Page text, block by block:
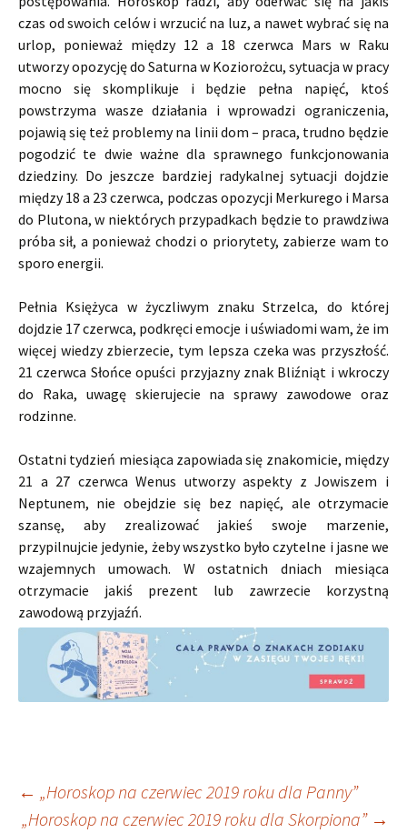
czas od swoich celów i wrzucić na luz, a nawet wybrać się na
urlop, ponieważ między 12 a 18 czerwca Mars w Raku
utworzy opozycję do Saturna w Koziorożcu, sytuacja w pracy
mocno się skomplikuje i będzie pełna napięć, ktoś
powstrzyma wasze działania i wprowadzi ograniczenia,
pojawią się też problemy na linii dom – praca, trudno będzie
pogodzić te dwie ważne dla sprawnego funkcjonowania
dziedziny. Do jeszcze bardziej radykalnej sytuacji dojdzie
między 18 a 23 czerwca, podczas opozycji Merkurego i Marsa
do Plutona, w niektórych przypadkach będzie to prawdziwa
próba sił, a ponieważ chodzi o priorytety, zabierze wam to
sporo energii.
Pełnia Księżyca w życzliwym znaku Strzelca, do której
dojdzie 17 czerwca, podkręci emocje i uświadomi wam, że im
więcej wiedzy zbierzecie, tym lepsza czeka was przyszłość.
21 czerwca Słońce opuści przyjazny znak Bliźniąt i wkroczy
do Raka, uwagę skierujecie na sprawy zawodowe oraz
rodzinne.
Ostatni tydzień miesiąca zapowiada się znakomicie, między
21 a 27 czerwca Wenus utworzy aspekty z Jowiszem i
Neptunem, nie obejdzie się bez napięć, ale otrzymacie
szansę, aby zrealizować jakieś swoje marzenie,
przypilnujcie jedynie, żeby wszystko było czytelne i jasne we
wzajemnych umowach. W ostatnich dniach miesiąca
otrzymacie jakiś prezent lub zawrzecie korzystną
zawodową przyjaźń.
Nawigacja
← „Horoskop na czerwiec 2019 roku dla Panny”
„Horoskop na czerwiec 2019 roku dla Skorpiona” →